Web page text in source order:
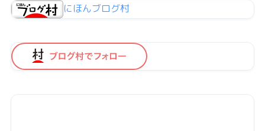
にほんブログ村